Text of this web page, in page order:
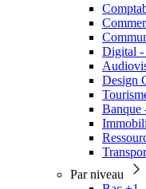
Digital -
Design
Banque
Par niveau